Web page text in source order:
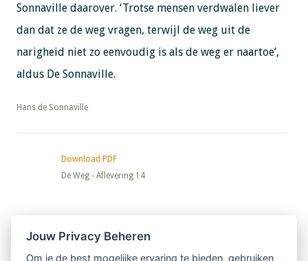
Sonnaville daarover. ‘Trotse mensen verdwalen liever
dan dat ze de weg vragen, terwijl de weg uit de
narigheid niet zo eenvoudig is als de weg er naartoe’,
aldus De Sonnaville.
​​​​​​​Hans de Sonnaville
Download PDF
De Weg - Aflevering 14
Nieuwsbrief
Jouw Privacy Beheren
Om je de best mogelijke ervaring te bieden, gebruiken